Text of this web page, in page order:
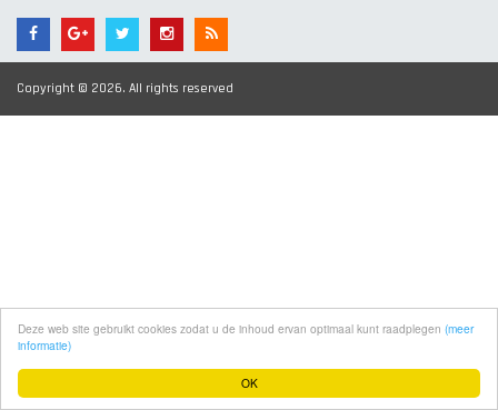
OK
Deze web site gebruikt cookies zodat u de inhoud ervan optimaal kunt raadplegen (meer
informatie)
Copyright © 2026. All rights reserved